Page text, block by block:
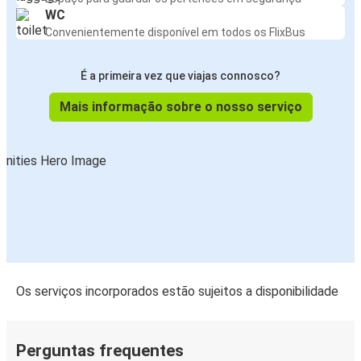
WC
Convenientemente disponível em todos os FlixBus
É a primeira vez que viajas connosco?
Mais informação sobre o nosso serviço
Os serviços incorporados estão sujeitos a disponibilidade
Perguntas frequentes